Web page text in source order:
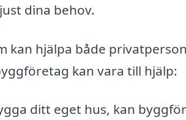
dina behov.
kan hjälpa både
kan vara till hjälp:
ditt eget hus, kan